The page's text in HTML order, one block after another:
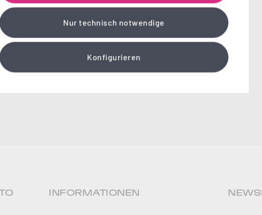
INFORMATIONEN
Nur technisch notwendige
Konfigurieren